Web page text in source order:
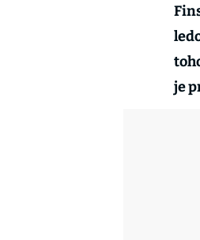
je